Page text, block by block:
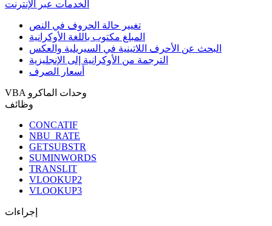
الخدمات عبر الإنترنت
تغيير حالة الحروف في النص
المبلغ مكتوب باللغة الأوكرانية
البحث عن الأحرف اللاتينية في السيريلية والعكس
الترجمة من الأوكرانية إلى الإنجليزية
أسعار الصرف
VBA وحدات الماكرو
وظائف
CONCATIF
NBU_RATE
GETSUBSTR
SUMINWORDS
TRANSLIT
VLOOKUP2
VLOOKUP3
إجراءات